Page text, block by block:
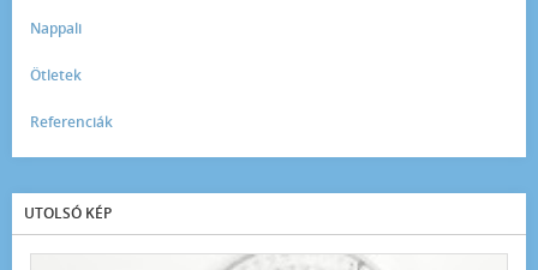
Nappali
Ötletek
Referenciák
UTOLSÓ KÉP